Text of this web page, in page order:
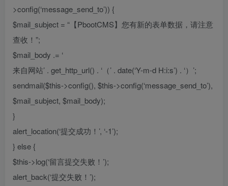
>config(‘message_send_to’)) {
$mail_subject = “【PbootCMS】您有新的表单数据，请注意
查收！”;
$mail_body .= ‘
来自网站’ . get_http_url() . ‘（’ . date(‘Y-m-d H:i:s’) . ‘）’;
sendmail($this->config(), $this->config(‘message_send_to’),
$mail_subject, $mail_body);
}
alert_location(‘提交成功！’, ‘-1’);
} else {
$this->log(‘留言提交失败！’);
alert_back(‘提交失败！’);